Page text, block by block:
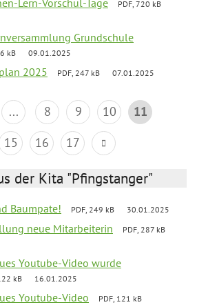
Lern-Vorschul-Tage
PDF, 720 kB
Grundschule
kB 09.01.2025
2025 PDF, 247 kB 07.01.2025
... 8 9 10
11
15 16 17
der Kita "Pfingstanger"
Baumpate! PDF, 249 kB 30.01.2025
neue Mitarbeiterin
PDF, 287 kB
Youtube-Video wurde
kB 16.01.2025
Youtube-Video
PDF, 121 kB